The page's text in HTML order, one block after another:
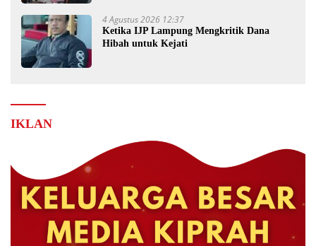
4 Agustus 2026 12:37
Ketika IJP Lampung Mengkritik Dana
Hibah untuk Kejati
IKLAN